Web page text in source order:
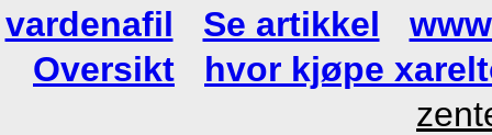
vardenafil
Se artikkel
Oversikt
hvor kjøpe